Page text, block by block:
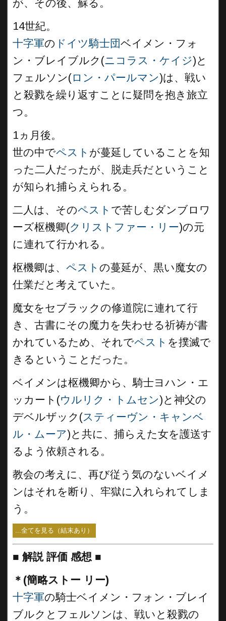
が、その後、蘇る。
14世紀。
十字軍の ドイツ騎士団ベイメン・フォ
ン・ブレイブルク(ニコラス・ケイジ)と
フェルソン(ロン・パールマン)は、戦い
と殺戮を繰り返すことに疑問を抱き旅立
つ。
1ヵ月後。
世の中でペスト が蔓延していることを知
った二人だったが、脱走兵だということ
が知られ捕らえられる。
二人は、そのペスト で苦しむダンブロワ
ーズ枢機卿(クリストファー・リー)の元
に連れて行かれる。
枢機卿は、 ペスト の蔓延が、黒い魔女の
仕業だと考えていた。
魔女をセブラックの修道院に連れて行
き、古書にその魔力を失わせる祈祷が書
かれているため、それでペスト を撲滅で
きるということだった。
ベイメンは枢機卿から、騎士ヨハン・エ
ッカート(ウルリク・トムセン)と神父の
デベルザック(スティーヴン・キャンベ
ル・ムーア)と共に、捕らえた女を護送す
るよう依頼される。
教会の考えに、再び従う気のないベイメ
ンはそれを断り、牢獄に入れられてしま
う。
...全てを見る（結末あり）
■ 解説 評価 感想 ■
＊(簡略ストー リー)
十字軍の騎士ベイメン・フォン・ブレイ
ブルクとフェルソンは、戦いと殺戮の